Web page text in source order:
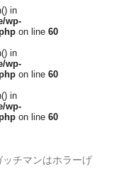
in
wp-
on line 60
in
wp-
on line 60
in
wp-
on line 60
チマンはホラーげ